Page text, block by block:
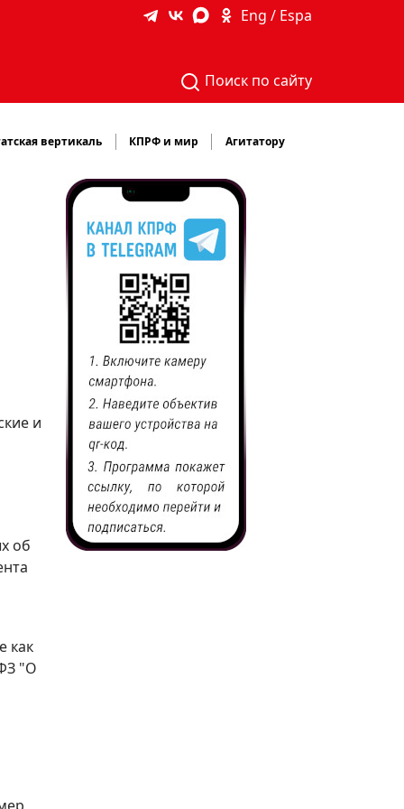
Eng / Espa
Поиск по сайту
вертикаль КПРФ и мир Агитатору
и
об
как
"О